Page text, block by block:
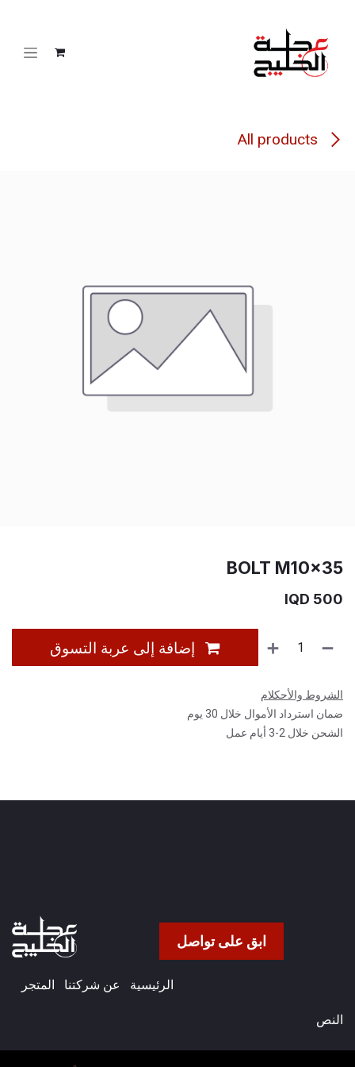
All products
BOLT M10×35
500
إضافة إلى عربة التسوق
الشروط والأحكلام
ضمان استرداد الأموال خلال 30 يوم
الشحن خلال 2-3 أيام عمل
ابق على تواصل
الرئيسية عن شركتنا​ المتجر
النص